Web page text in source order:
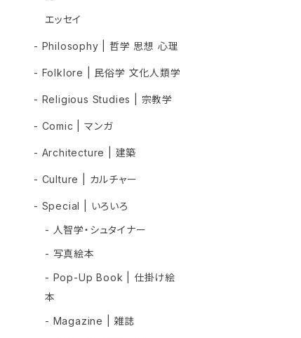
エッセイ
- Philosophy | 哲学 思想 心理
- Folklore | 民俗学 文化人類学
- Religious Studies | 宗教学
- Comic | マンガ
- Architecture | 建築
- Culture | カルチャー
- Special | いろいろ
- 人智学・シュタイナー
- 写真絵本
- Pop-Up Book | 仕掛け絵
本
- Magazine | 雑誌